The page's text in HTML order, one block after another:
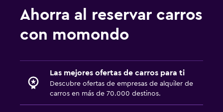
Ahorra al reservar carros
con momondo
Las mejores ofertas de carros para ti
Descubre ofertas de empresas de alquiler de
carros en más de 70.000 destinos.